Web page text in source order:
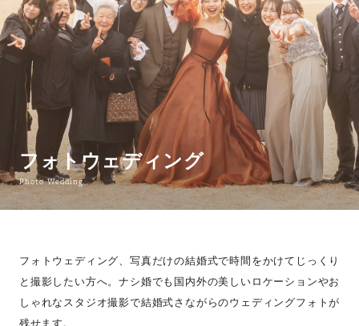
フォトウェディング
Photo Wedding
フォトウェディング、写真だけの結婚式で時間をかけてじっくり
と撮影したい方へ。ナシ婚でも国内外の美しいロケーションやお
しゃれなスタジオ撮影で結婚式さながらのウェディングフォトが
残せます。